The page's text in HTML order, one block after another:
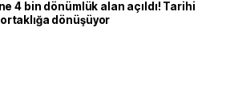
4 bin dönümlük alan açıldı! Tarihi
dönüşüyor